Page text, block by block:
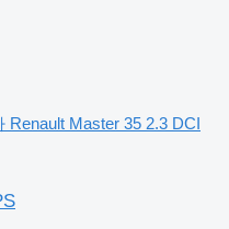
Renault Master 35 2.3 DCI